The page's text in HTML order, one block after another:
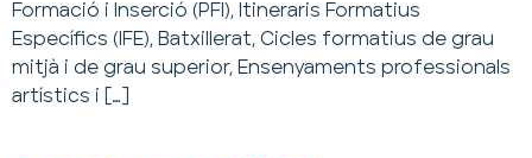
Formació i Inserció (PFI), Itineraris Formatius
Específics (IFE), Batxillerat, Cicles formatius de grau
mitjà i de grau superior, Ensenyaments professionals
artístics i […]